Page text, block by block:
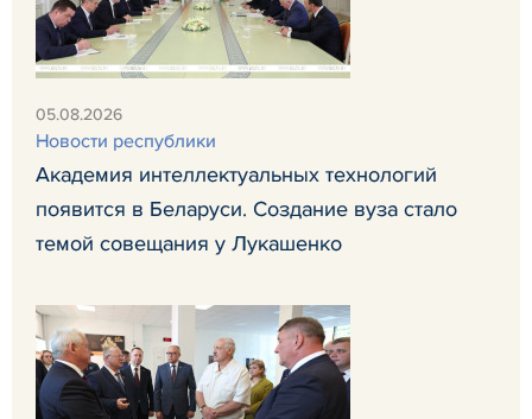
05.08.2026
Новости республики
Академия интеллектуальных технологий
появится в Беларуси. Создание вуза стало
темой совещания у Лукашенко